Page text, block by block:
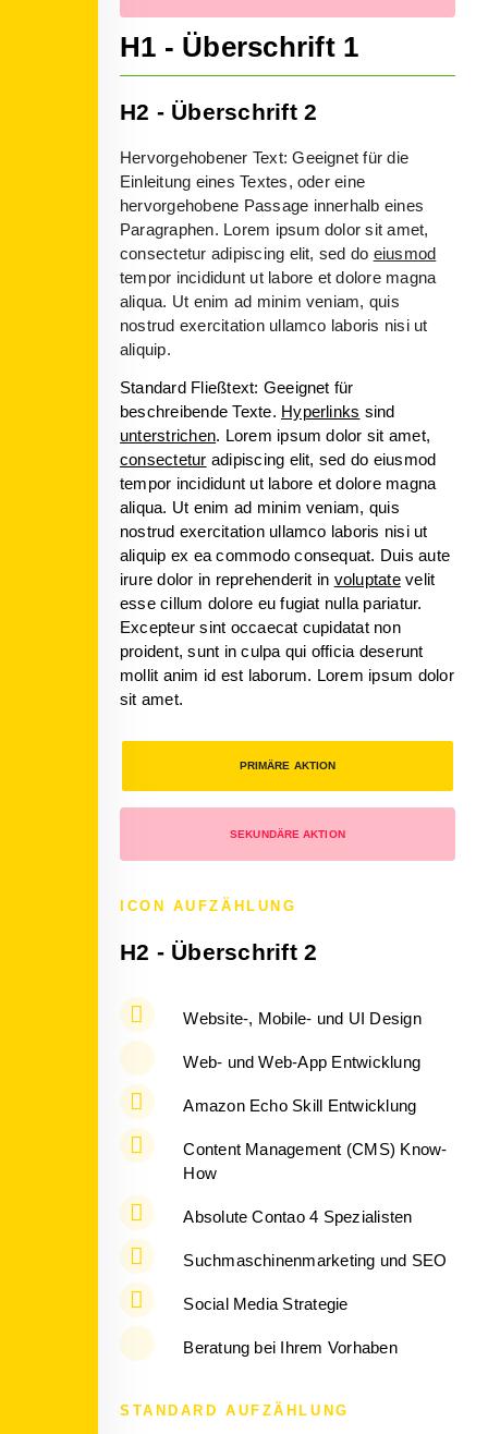
H1 - Überschrift 1
H2 - Überschrift 2
Hervorgehobener Text: Geeignet für die
Einleitung eines Textes, oder eine
hervorgehobene Passage innerhalb eines
Paragraphen. Lorem ipsum dolor sit amet,
consectetur adipiscing elit, sed do eiusmod
tempor incididunt ut labore et dolore magna
aliqua. Ut enim ad minim veniam, quis
nostrud exercitation ullamco laboris nisi ut
aliquip.
Standard Fließtext: Geeignet für
beschreibende Texte. Hyperlinks sind
unterstrichen. Lorem ipsum dolor sit amet,
consectetur adipiscing elit, sed do eiusmod
tempor incididunt ut labore et dolore magna
aliqua. Ut enim ad minim veniam, quis
nostrud exercitation ullamco laboris nisi ut
aliquip ex ea commodo consequat. Duis aute
irure dolor in reprehenderit in voluptatevelit
esse cillum dolore eu fugiat nulla pariatur.
Excepteur sint occaecat cupidatat non
proident, sunt in culpa qui officia deserunt
mollit anim id est laborum. Lorem ipsum dolor
sit amet.
PRIMÄRE AKTION
SEKUNDÄRE AKTION
ICON AUFZÄHLUNG
H2 - Überschrift 2
Website-, Mobile- und UI Design
Web- und Web-App Entwicklung
Amazon Echo Skill Entwicklung
Content Management (CMS) Know-
How
Absolute Contao 4 Spezialisten
Suchmaschinenmarketing und SEO
Social Media Strategie
Beratung bei Ihrem Vorhaben
STANDARD AUFZÄHLUNG